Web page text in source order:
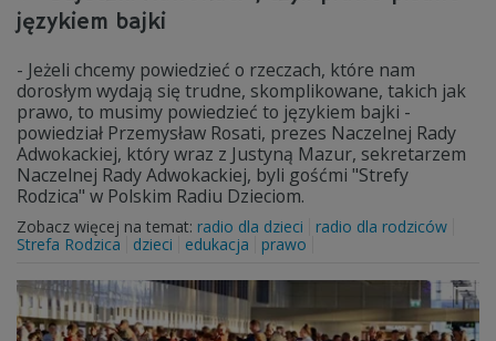
językiem bajki
- Jeżeli chcemy powiedzieć o rzeczach, które nam
dorosłym wydają się trudne, skomplikowane, takich jak
prawo, to musimy powiedzieć to językiem bajki -
powiedział Przemysław Rosati, prezes Naczelnej Rady
Adwokackiej, który wraz z Justyną Mazur, sekretarzem
Naczelnej Rady Adwokackiej, byli gośćmi "Strefy
Rodzica" w Polskim Radiu Dzieciom.
Zobacz więcej na temat: radio dla dzieci
radio dla rodziców
Strefa Rodzica
dzieci edukacja prawo